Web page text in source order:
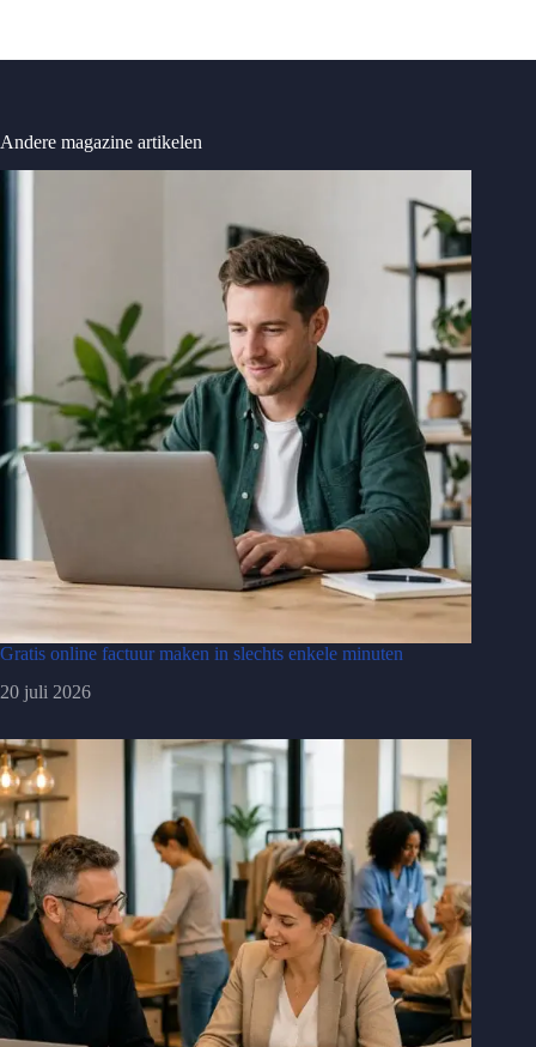
Andere magazine artikelen
Gratis online factuur maken in slechts enkele minuten
20 juli 2026